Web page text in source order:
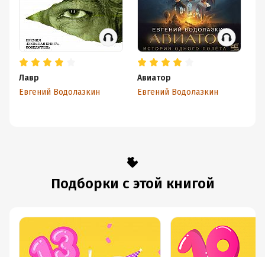
Лавр
Евгений Водолазкин
Авиатор
Евгений Водолазкин
Подборки с этой книгой